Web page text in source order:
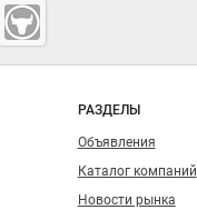
РАЗДЕЛЫ
Объявления
Каталог компаний
Новости рынка